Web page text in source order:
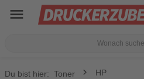
menu
Du bist hier: Toner
HP